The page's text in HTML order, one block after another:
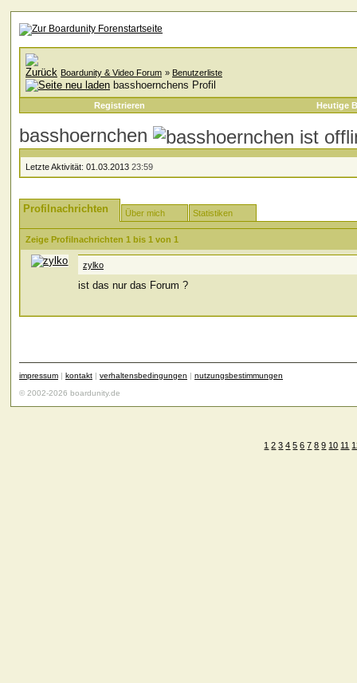
Boardunity & Video Forum » Benutzerliste
basshoernchens Profil
Registrieren Heutige
basshoernchen
Letzte Aktivität: 01.03.2013 23:59
Profilnachrichten Über mich Statistiken
Zeige Profilnachrichten 1 bis 1 von 1
zylko
ist das nur das Forum ?
impressum | kontakt | verhaltensbedingungen | nutzungsbestimmungen
© 2002-2026 boardunity.de
1 2 3 4 5 6 7 8 9 10 11